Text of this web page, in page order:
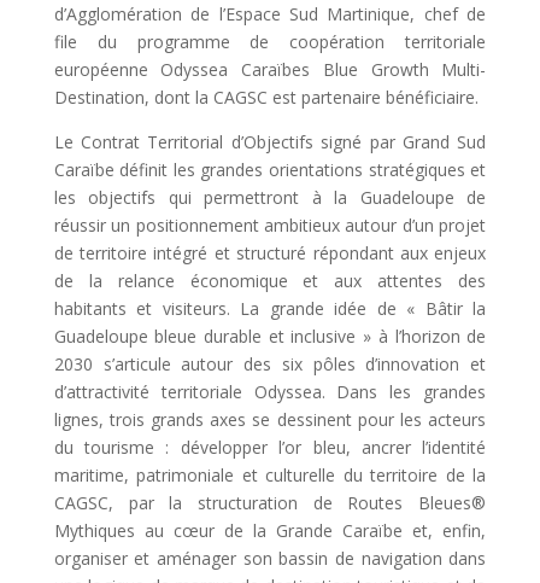
d’Agglomération de l’Espace Sud Martinique, chef de
file du programme de coopération territoriale
européenne Odyssea Caraïbes Blue Growth Multi-
Destination, dont la CAGSC est partenaire bénéficiaire.
Le Contrat Territorial d’Objectifs signé par Grand Sud
Caraïbe définit les grandes orientations stratégiques et
les objectifs qui permet­tront à la Guadeloupe de
réussir un positionnement ambitieux autour d’un projet
de territoire intégré et structuré répondant aux enjeux
de la relance économique et aux attentes des
habitants et visiteurs. La grande idée de « Bâtir la
Guadeloupe bleue durable et inclusive » à l’horizon de
2030 s’articule autour des six pôles d’innovation et
d’attractivité territoriale Odyssea. Dans les grandes
lignes, trois grands axes se dessinent pour les acteurs
du tourisme : développer l’or bleu, ancrer l’identité
maritime, patrimoniale et culturelle du territoire de la
CAGSC, par la structuration de Routes Bleues®
Mythiques au cœur de la Grande Caraïbe et, enfin,
organiser et aménager son bassin de navigation dans